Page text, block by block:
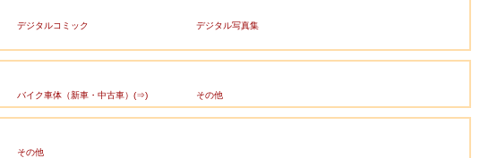
デジタルコミック
デジタル写真集
バイク車体（新車・中古車）(⇒) その他
その他